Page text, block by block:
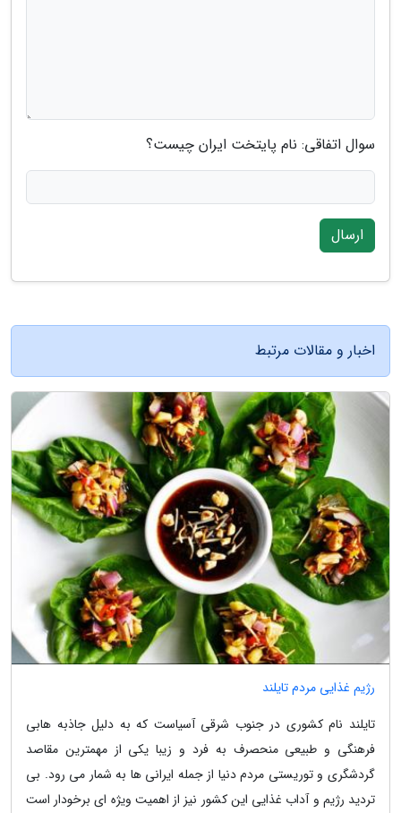
سوال اتفاقی: نام پایتخت ایران چیست؟
ارسال
اخبار و مقالات مرتبط
رژیم غذایی مردم تایلند
تایلند نام کشوری در جنوب شرقی آسیاست که به دلیل جاذبه هابی
فرهنگی و طبیعی منحصرف به فرد و زیبا یکی از مهمترین مقاصد
گردشگری و توریستی مردم دنیا از جمله ایرانی ها به شمار می رود. بی
تردید رژیم و آداب غذایی این کشور نیز از اهمیت ویژه ای برخودار است